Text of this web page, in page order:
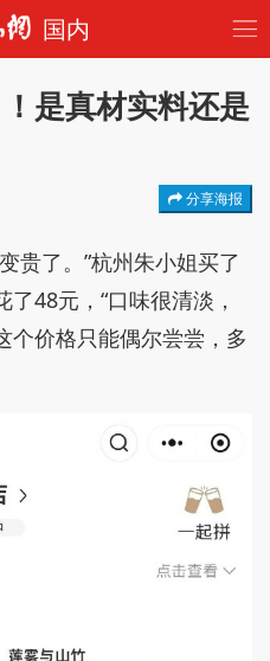
国内
是真材实料还是
分享海报
贵了。”杭州朱小姐买了
48元，“口味很清淡，
个价格只能偶尔尝尝，多